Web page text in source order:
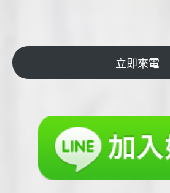
立即來電